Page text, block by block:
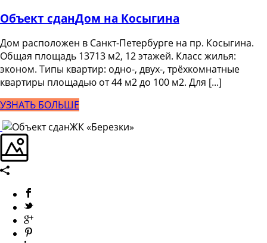
Объект сданДом на Косыгина
Дом расположен в Санкт-Петербурге на пр. Косыгина.
Общая площадь 13713 м2, 12 этажей. Класс жилья:
эконом. Типы квартир: одно-, двух-, трёхкомнатные
квартиры площадью от 44 м2 до 100 м2. Для [...]
УЗНАТЬ БОЛЬШЕ